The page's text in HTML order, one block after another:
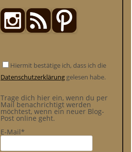
Hiermit bestätige ich, dass ich die
Datenschutzerklärung gelesen habe.
Trage dich hier ein, wenn du per
Mail benachrichtigt werden
möchtest, wenn ein neuer Blog-
Post online geht.
E-Mail*